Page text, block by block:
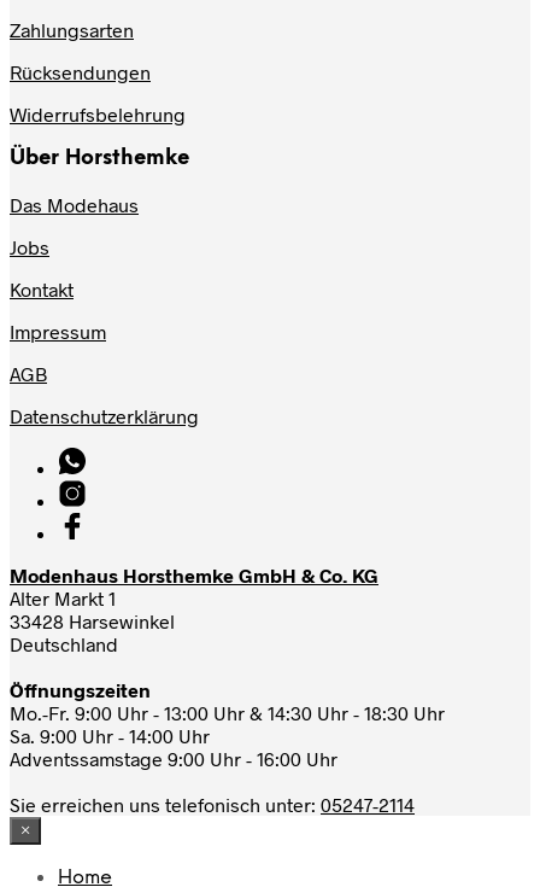
Zahlungsarten
Rücksendungen
Widerrufsbelehrung
Über Horsthemke
Das Modehaus
Jobs
Kontakt
Impressum
AGB
Datenschutzerklärung
Modenhaus Horsthemke GmbH & Co. KG
Alter Markt 1
33428 Harsewinkel
Deutschland
Öffnungszeiten
Mo.-Fr. 9:00 Uhr - 13:00 Uhr & 14:30 Uhr - 18:30 Uhr
Sa. 9:00 Uhr - 14:00 Uhr
Adventssamstage 9:00 Uhr - 16:00 Uhr
Sie erreichen uns telefonisch unter: 05247-2114
×
Home